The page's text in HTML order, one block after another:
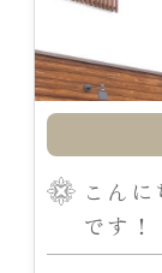
こん
です！